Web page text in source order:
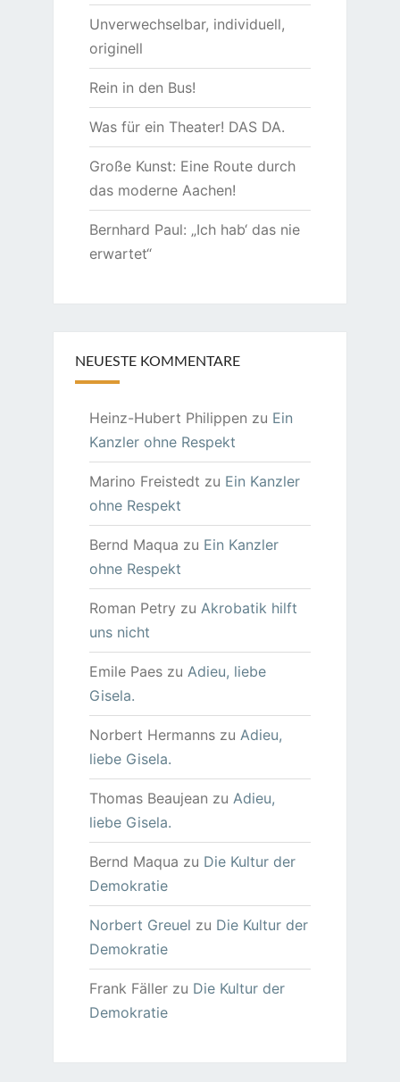
Unverwechselbar, individuell,
originell
Rein in den Bus!
Was für ein Theater! DAS DA.
Große Kunst: Eine Route durch
das moderne Aachen!
Bernhard Paul: „Ich hab‘ das nie
erwartet“
NEUESTE KOMMENTARE
Heinz-Hubert Philippen zu Ein
Kanzler ohne Respekt
Marino Freistedt zu Ein Kanzler
ohne Respekt
Bernd Maqua zu Ein Kanzler
ohne Respekt
Roman Petry zu Akrobatik hilft
uns nicht
Emile Paeszu Adieu, liebe
Gisela.
Norbert Hermannszu Adieu,
liebe Gisela.
Thomas Beaujean zu Adieu,
liebe Gisela.
Bernd Maqua zu Die Kultur der
Demokratie
Norbert Greuel zu Die Kultur der
Demokratie
Frank Fällerzu Die Kultur der
Demokratie